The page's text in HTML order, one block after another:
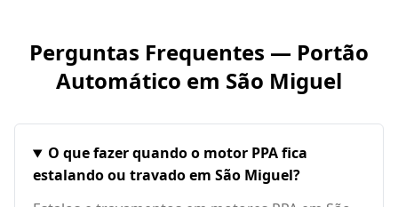
Perguntas Frequentes — Portão
Automático em São Miguel
O que fazer quando o motor PPA fica
estalando ou travado em São Miguel?